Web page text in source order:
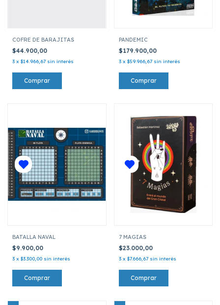
COFRE DE BARAJITAS
$44.900,00
3 x $14.966,67 sin interés
PANDEMIC
$179.900,00
3 x $59.966,67 sin interés
BATALLA NAVAL
$9.900,00
3 x $3.300,00 sin interés
7 MAGIAS
$23.000,00
3 x $7.666,67 sin interés